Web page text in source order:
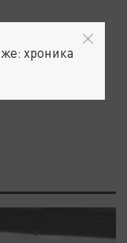
хроника